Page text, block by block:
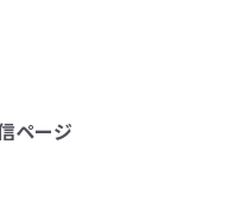
ページ